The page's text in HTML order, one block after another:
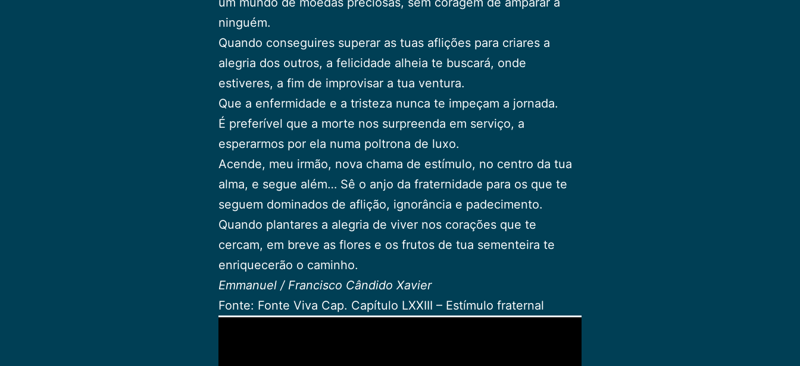
ninguém.
Quando conseguires superar as tuas aflições para criares a
alegria dos outros, a felicidade alheia te buscará, onde
estiveres, a fim de improvisar a tua ventura.
Que a enfermidade e a tristeza nunca te impeçam a jornada.
É preferível que a morte nos surpreenda em serviço, a
esperarmos por ela numa poltrona de luxo.
Acende, meu irmão, nova chama de estímulo, no centro da tua
alma, e segue além… Sê o anjo da fraternidade para os que te
seguem dominados de aflição, ignorância e padecimento.
Quando plantares a alegria de viver nos corações que te
cercam, em breve as flores e os frutos de tua sementeira te
enriquecerão o caminho.
Emmanuel / Francisco Cândido Xavier
Fonte: Fonte Viva Cap. Capítulo LXXIII – Estímulo fraternal